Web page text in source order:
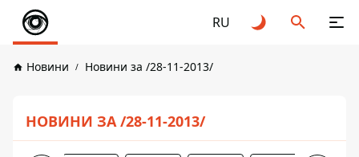
RU
Новини Новини за /28-11-2013/
НОВИНИ ЗА /28-11-2013/